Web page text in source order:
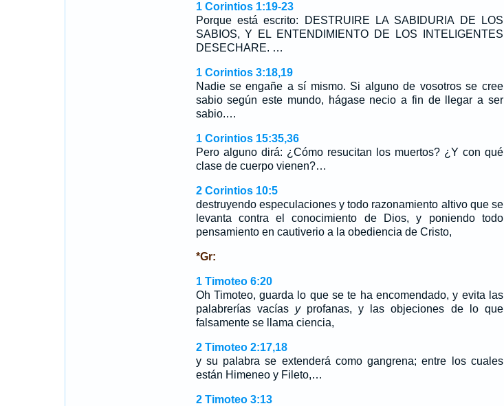
1 Corintios 1:19-23
Porque está escrito: DESTRUIRE LA SABIDURIA DE LOS
SABIOS, Y EL ENTENDIMIENTO DE LOS INTELIGENTES
DESECHARE. …
1 Corintios 3:18,19
Nadie se engañe a sí mismo. Si alguno de vosotros se cree
sabio según este mundo, hágase necio a fin de llegar a ser
sabio.…
1 Corintios 15:35,36
Pero alguno dirá: ¿Cómo resucitan los muertos? ¿Y con qué
clase de cuerpo vienen?…
2 Corintios 10:5
destruyendo especulaciones y todo razonamiento altivo que se
levanta contra el conocimiento de Dios, y poniendo todo
pensamiento en cautiverio a la obediencia de Cristo,
*Gr:
1 Timoteo 6:20
Oh Timoteo, guarda lo que se te ha encomendado, y evita las
palabrerías vacías yprofanas, y las objeciones de lo que
falsamente se llama ciencia,
2 Timoteo 2:17,18
y su palabra se extenderá como gangrena; entre los cuales
están Himeneo y Fileto,…
2 Timoteo 3:13